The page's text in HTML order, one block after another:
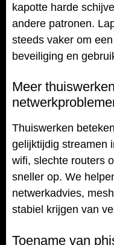
kapotte harde
andere patronen.
steeds vaker om
beveiliging en
Meer
Thuiswerken
gelijktijdig streamen
wifi, slechte routers
sneller op. We
netwerkadvies,
stabiel krijgen van
Toename van